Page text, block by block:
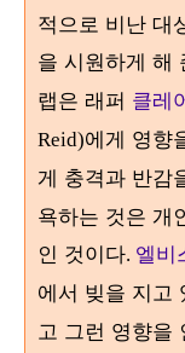
적으로 비난 대
을 시원하게 해
랩은 래퍼 클레
Reid)에게 영향
게 충격과 반감
욕하는 것은 개
인 것이다. 엘비
에서 빚을 지고
고 그런 영향을